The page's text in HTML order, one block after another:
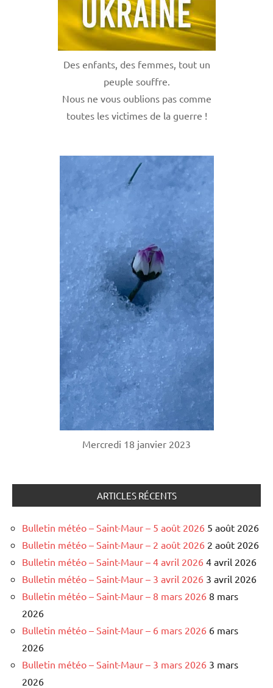
Des enfants, des femmes, tout un
peuple souffre.
Nous ne vous oublions pas comme
toutes les victimes de la guerre !
Mercredi 18 janvier 2023
ARTICLES RÉCENTS
Bulletin météo – Saint-Maur – 5 août 2026 5 août 2026
Bulletin météo – Saint-Maur – 2 août 2026 2 août 2026
Bulletin météo – Saint-Maur – 4 avril 2026 4 avril 2026
Bulletin météo – Saint-Maur – 3 avril 2026 3 avril 2026
Bulletin météo – Saint-Maur – 8 mars 2026 8 mars
2026
Bulletin météo – Saint-Maur – 6 mars 2026 6 mars
2026
Bulletin météo – Saint-Maur – 3 mars 2026 3 mars
2026